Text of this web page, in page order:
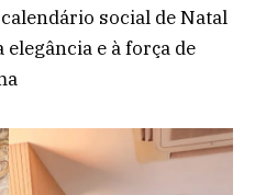
social de Natal
e à força de